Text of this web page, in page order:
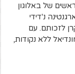
של באלוגון
נ'דידי
לזכותם. עם
ללא נקודות,